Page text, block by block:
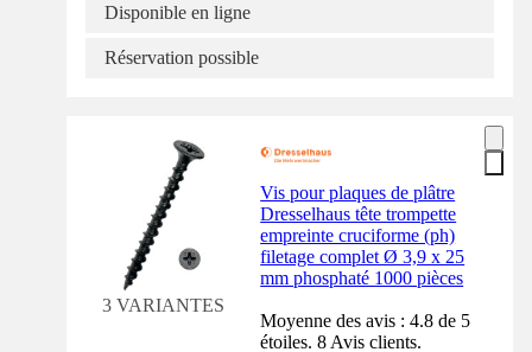
Disponible en ligne
Réservation possible
3 VARIANTES
Vis pour plaques de plâtre
Dresselhaus tête trompette
empreinte cruciforme (ph)
filetage complet Ø 3,9 x 25
mm phosphaté 1000 pièces
Moyenne des avis : 4.8 de 5
étoiles. 8 Avis clients.